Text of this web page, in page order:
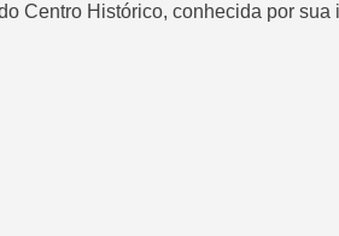
Centro Histórico, conhecida por sua